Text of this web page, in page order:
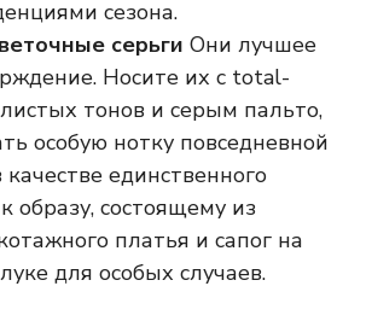
сезона.
серьги Они лучшее
Носите их с total-
тонов и серым пальто,
особую нотку повседневной
единственного
образу, состоящему из
платья и сапог на
для особых случаев.